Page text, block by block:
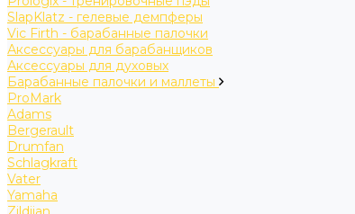
SlapKlatz - гелевые демпферы
Vic Firth - барабанные палочки
Аксессуары для барабанщиков
Аксессуары для духовых
Барабанные палочки и маллеты
ProMark
Adams
Bergerault
Drumfan
Schlagkraft
Vater
Yamaha